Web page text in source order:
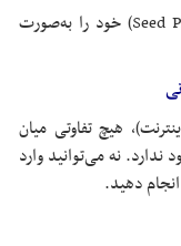
اطمینان حاصل کنید که عبارت بازیابی (Seed Phrase) خود را به‌صورت
هیچ تفاوتی میان
نه می‌توانید وارد
دهید.